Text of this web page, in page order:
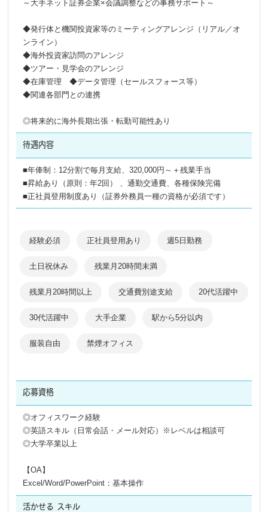
～大手ネット証券企業×会議調整などの事務サポート～
◆発行体と機関投資家等のミーティングアレンジ（リアル／オ
ンライン）
◆海外投資家訪問のアレンジ
◆ツアー・見学会のアレンジ
◆在庫管理 ◆データ管理（セールスフォース等）
◆関連各部門との連携
◎将来的に海外長期出張・転勤可能性あり
待遇内容
■年俸制：12分割で毎月支給、320,000円～＋残業手当
■昇給あり（原則：年2回） 、通勤交通費、各種保険完備
■正社員登用制度あり（証券外務員一種の資格が必須です）
経験必須 正社員登用あり 週5日勤務
土日祝休み 残業月20時間未満
残業月20時間以上 交通費別途支給 20代活躍中
30代活躍中 大手企業 駅から5分以内
服装自由 禁煙オフィス
応募資格
◎オフィスワーク経験
◎英語スキル（日常会話・メール対応）※レベルは相談可
◎大学卒業以上
【OA】
Excel/Word/PowerPoint：基本操作
活かせる スキル